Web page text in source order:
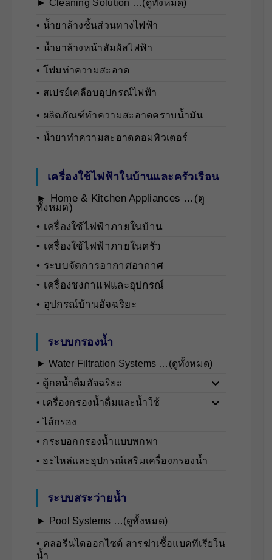
► Cleaning Solution …(ดูทั้งหมด)
• นํ้ายาล้างชิ้นส่วนทางไฟฟ้า
• นํ้ายาล้างหน้าสัมผัสไฟฟ้า
• โฟมทำความสะอาด
• สเปรย์เคลือบอุปกรณ์ไฟฟ้า
• ผลิตภัณฑ์ทำความสะอาดคราบน้ำมัน
• น้ำยาทำความสะอาดคอมพิวเตอร์
เครื่องใช้ไฟฟ้าในบ้านและครัวเรือน
► Home & Kitchen Appliances …(ดู
ทั้งหมด)
• เครื่องใช้ไฟฟ้าภายในบ้าน
• เครื่องใช้ไฟฟ้าภายในครัว
• ระบบจัดการอากาศอากาศ
• เครื่องชงกาแฟและอุปกรณ์
• อุปกรณ์บ้านอัจฉริยะ
ระบบกรองน้ำ
► Water Filtration Systems …(ดูทั้งหมด)
• ตู้กดน้ำดื่มอัจฉริยะ
• เครื่องกรองน้ำดื่มและน้ำใช้
• ไส้กรอง
• กระบอกกรองน้ำแบบพกพา
• อะไหล่และอุปกรณ์เสริมเครื่องกรองน้ำ
ระบบสระว่ายน้ำ
► Pool Systems …(ดูทั้งหมด)
• คลอรีนไดออกไซด์ สารฆ่าเชื้อแบคทีเรียใน
น้ำ